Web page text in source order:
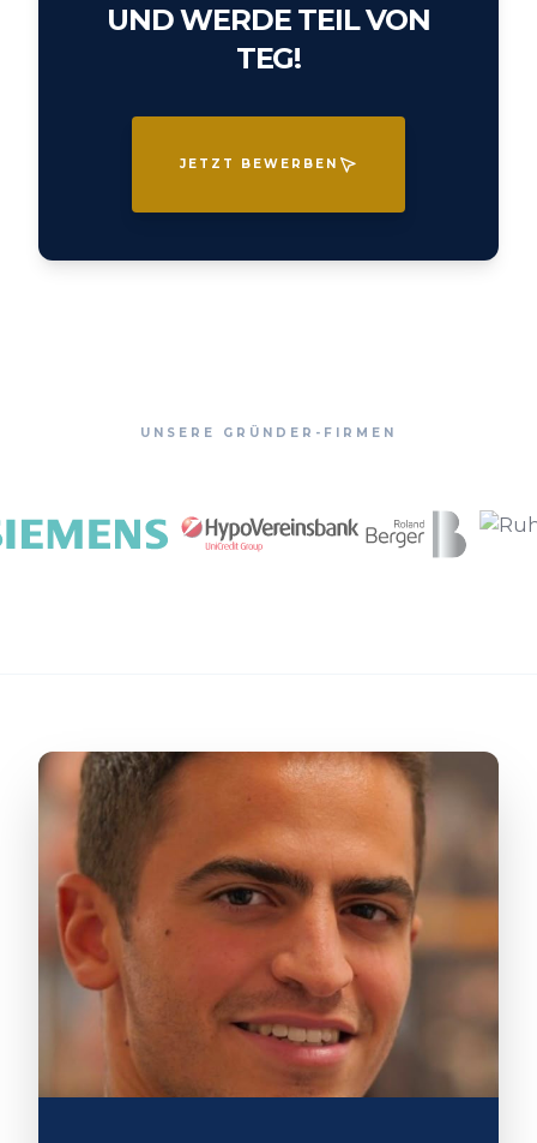
UND WERDE TEIL VON
TEG!
JETZT BEWERBEN
UNSERE GRÜNDER-FIRMEN